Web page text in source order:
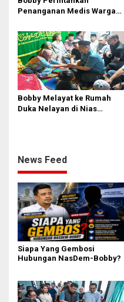
Penanganan Medis Warga
Bobby Melayat ke Rumah
Duka Nelayan di Nias
News Feed
Siapa Yang Gembosi
Hubungan NasDem-Bobby?